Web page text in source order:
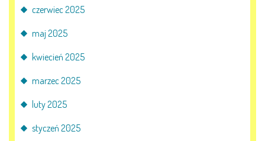
BIP
czerwiec 2025
maj 2025
kwiecień 2025
marzec 2025
luty 2025
styczeń 2025